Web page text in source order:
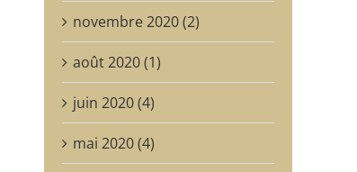
novembre 2020 (2)
août 2020 (1)
juin 2020 (4)
mai 2020 (4)